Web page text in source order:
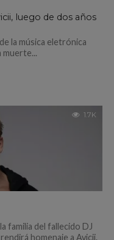
luego de dos años
la música eletrónica
muerte...
1.7K
familia del fallecido DJ
homenaje a Avicii.